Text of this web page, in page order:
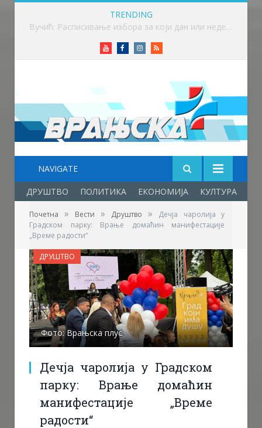
TRENDING
Вучић: Спортски камп „Србија те зове“ је доказ да љубав према нашој земљи нема границе
YoutubeFacebookInstagram
RSS
NAVIGATE
ДРУШТВО ПОЛИТИКА ЕКОНОМИЈА КУЛТУРА
Почетна » Вести » Друштво »
Дечја чаролија у
Градском парку: Врање домаћин манифестације
„Време радости“
Фото: Врањска плус
Дечја чаролија у Градском
парку: Врање домаћин
манифестације „Време
радости“
ДРУШТВО